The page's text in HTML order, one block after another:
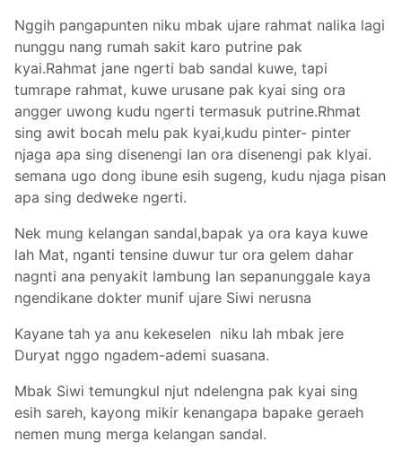
Nggih pangapunten niku mbak ujare rahmat nalika lagi
nunggu nang rumah sakit karo putrine pak
kyai.Rahmat jane ngerti bab sandal kuwe, tapi
tumrape rahmat, kuwe urusane pak kyai sing ora
angger uwong kudu ngerti termasuk putrine.Rhmat
sing awit bocah melu pak kyai,kudu pinter- pinter
njaga apa sing disenengi lan ora disenengi pak klyai.
semana ugo dong ibune esih sugeng, kudu njaga pisan
apa sing dedweke ngerti.
Nek mung kelangan sandal,bapak ya ora kaya kuwe
lah Mat, nganti tensine duwur tur ora gelem dahar
nagnti ana penyakit lambung lan sepanunggale kaya
ngendikane dokter munif ujare Siwi nerusna
Kayane tah ya anu kekeselen niku lah mbak jere
Duryat nggo ngadem-ademi suasana.
Mbak Siwi temungkul njut ndelengna pak kyai sing
esih sareh, kayong mikir kenangapa bapake geraeh
nemen mung merga kelangan sandal.